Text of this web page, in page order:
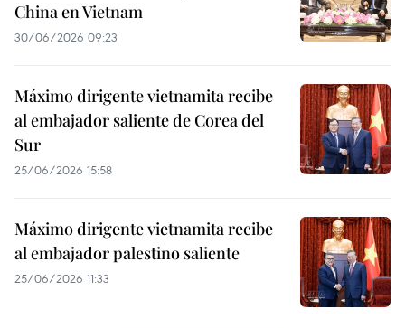
China en Vietnam
30/06/2026 09:23
Máximo dirigente vietnamita recibe
al embajador saliente de Corea del
Sur
25/06/2026 15:58
Máximo dirigente vietnamita recibe
al embajador palestino saliente
25/06/2026 11:33